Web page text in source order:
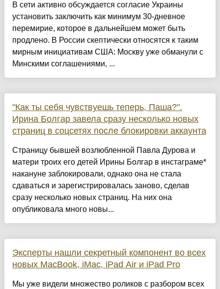
В сети активно обсуждается согласие Украины
установить заключить как минимум 30-дневное
перемирие, которое в дальнейшем может быть
продлено. В России скептически относятся к таким
мирным инициативам США: Москву уже обманули с
Минскими соглашениями, ...
"Как ты себя чувствуешь теперь, Паша?".
Ирина Болгар завела сразу несколько новых
страниц в соцсетях после блокировки аккаунта
Страницу бывшей возлюбленной Павла Дурова и
матери троих его детей Ирины Болгар в инстаграме*
накануне заблокировали, однако она не стала
сдаваться и зарегистрировалась заново, сделав
сразу несколько новых страниц. На них она
опубликовала много новы...
Эксперты нашли секретный компонент во всех
новых MacBook, iMac, iPad Air и iPad Pro
Мы уже видели множество роликов с разбором всех